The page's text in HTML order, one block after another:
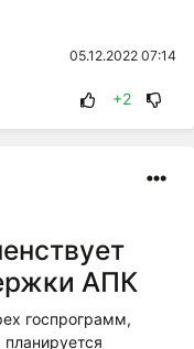
05.12.2022 07:14
+2
АПК
госпрограмм,